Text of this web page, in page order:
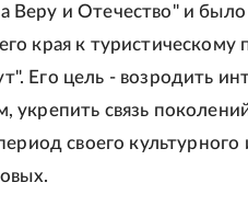
Веру и Отечество" и было
края к туристическому
Его цель - возродить
укрепить связь
своего культурного